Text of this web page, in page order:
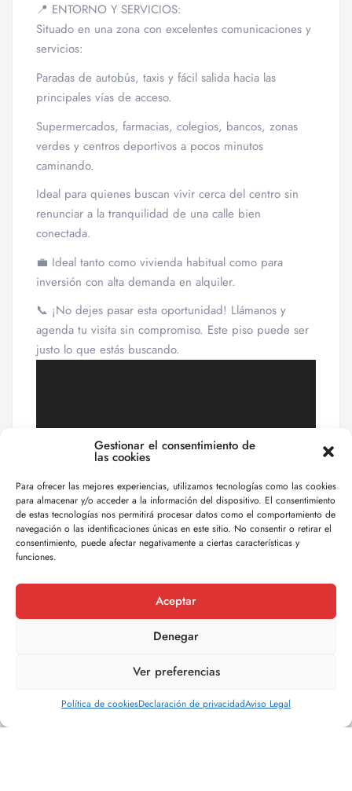
Gestionar el consentimiento de
las cookies
Para ofrecer las mejores experiencias, utilizamos tecnologías como las cookies
para almacenar y/o acceder a la información del dispositivo. El consentimiento
de estas tecnologías nos permitirá procesar datos como el comportamiento de
navegación o las identificaciones únicas en este sitio. No consentir o retirar el
consentimiento, puede afectar negativamente a ciertas características y
funciones.
Aceptar
Denegar
Ver preferencias
Política de cookiesDeclaración de privacidadAviso Legal
📍 ENTORNO Y SERVICIOS:
Situado en una zona con excelentes comunicaciones y
servicios:
Paradas de autobús, taxis y fácil salida hacia las
principales vías de acceso.
Supermercados, farmacias, colegios, bancos, zonas
verdes y centros deportivos a pocos minutos
caminando.
Ideal para quienes buscan vivir cerca del centro sin
renunciar a la tranquilidad de una calle bien
conectada.
💼 Ideal tanto como vivienda habitual como para
inversión con alta demanda en alquiler.
📞 ¡No dejes pasar esta oportunidad! Llámanos y
agenda tu visita sin compromiso. Este piso puede ser
justo lo que estás buscando.